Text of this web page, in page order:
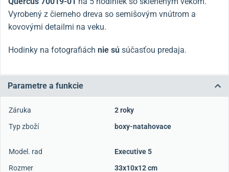
Vyrobený z čierneho dreva so semišovým vnútrom a
kovovými detailmi na veku.
Hodinky na fotografiách nie sú súčasťou predaja.
Parametre a funkcie
Záruka
2 roky
Typ zboží
boxy-natahovace
Model. rad
Executive 5
Rozmer
33x10x12 cm